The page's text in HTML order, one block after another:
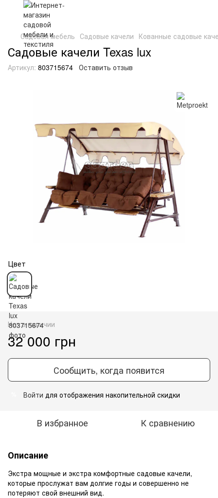
Садовая мебель Садовые качели Кованные садовые
Садовые качели Texas lux
Артикул: 803715674 Оставить отзыв
Цвет
Нет в наличии
32 000 грн
Сообщить, когда появится
Войти для отображения накопительной скидки
В избранное К сравнению
Описание
Экстра мощные и экстра комфортные садовые качели,
которые прослужат вам долгие годы и совершенно не
потеряют свой внешний вид.